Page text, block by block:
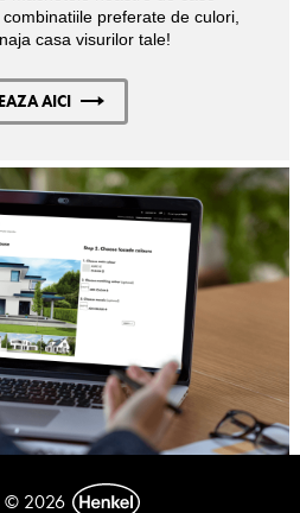
preferate de culori,
casa visurilor tale!
AICI
© 2026